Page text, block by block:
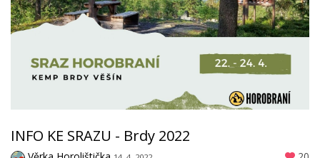
INFO KE SRAZU - Brdy 2022